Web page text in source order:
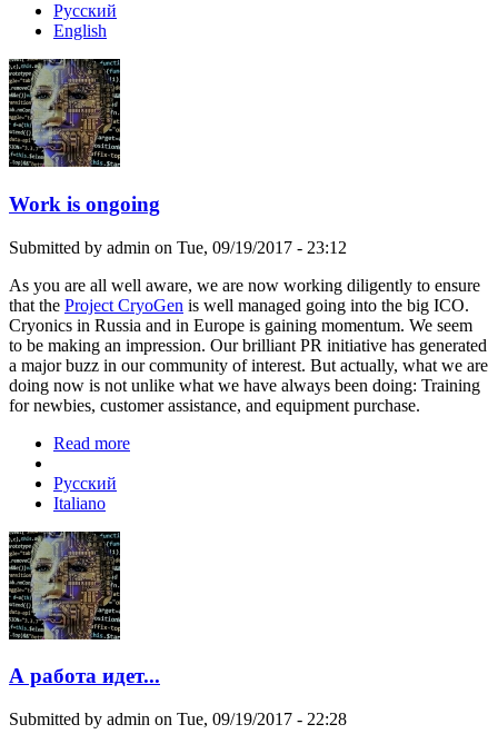
Русский
English
Work is ongoing
Submitted by admin on Tue, 09/19/2017 - 23:12
As you are all well aware, we are now working diligently to ensure
that the Project CryoGen is well managed going into the big ICO.
Cryonics in Russia and in Europe is gaining momentum. We seem
to be making an impression. Our brilliant PR initiative has generated
a major buzz in our community of interest. But actually, what we are
doing now is not unlike what we have always been doing: Training
for newbies, customer assistance, and equipment purchase.
Read more
Русский
Italiano
А работа идет...
Submitted by admin on Tue, 09/19/2017 - 22:28